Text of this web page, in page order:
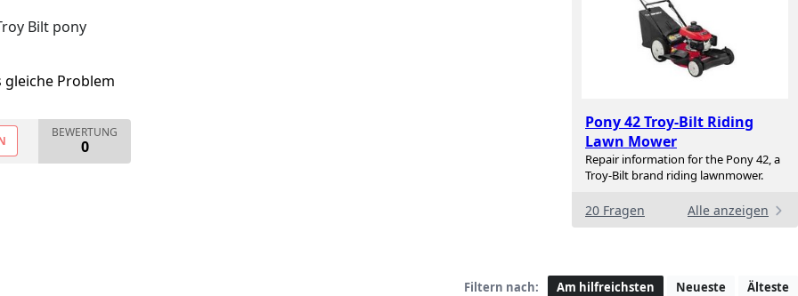
Pony 42 Troy-Bilt Riding
Lawn Mower
Repair information for the Pony 42, a
Troy-Bilt brand riding lawnmower.
20 Fragen Alle anzeigen
Bilt pony
gleiche Problem
BEWERTUNG
0
Filtern nach: Am hilfreichsten Neueste Älteste